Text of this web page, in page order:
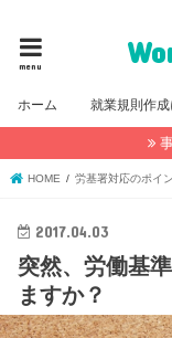
menu
ホーム 就業規則作成
HOME 労基署対応のポイ
2017.04.03
突然、労働基
ますか？